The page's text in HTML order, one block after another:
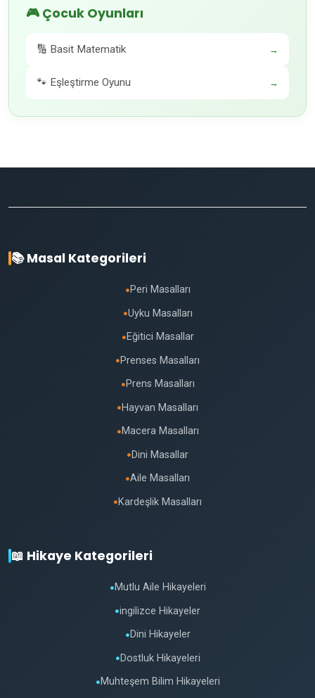
🎮 Çocuk Oyunları
🔢 Basit Matematik →
🐾 Eşleştirme Oyunu →
📚 Masal Kategorileri
● Peri Masalları
●Uyku Masalları
● Eğitici Masallar
● Prenses Masalları
● Prens Masalları
● Hayvan Masalları
● Macera Masalları
● Dini Masallar
●Aile Masalları
● Kardeşlik Masalları
📖 Hikaye Kategorileri
● Mutlu Aile Hikayeleri
●ingilizce Hikayeler
● Dini Hikayeler
● Dostluk Hikayeleri
● Muhteşem Bilim Hikayeleri